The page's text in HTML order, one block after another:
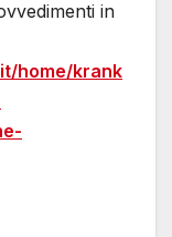
in
home/krank